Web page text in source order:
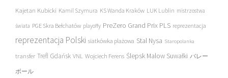
Kajetan Kubicki Kamil Szymura KS Wanda Kraków LUK Lublin mistrzostwa
świata PGE Skra Bełchatów playoffy PreZero Grand Prix PLS reprezentacja
reprezentacja Polski siatkówka plażowa Stal Nysa Staropolanka
transfer Trefl Gdańsk VNL Wojciech Ferens Ślepsk Malow Suwałki バレー
ボール